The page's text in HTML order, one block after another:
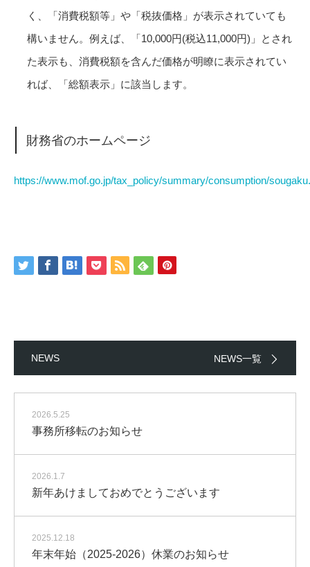
く、「消費税額等」や「税抜価格」が表示されていても
構いません。例えば、「10,000円(税込11,000円)」とされ
た表示も、消費税額を含んだ価格が明瞭に表示されてい
れば、「総額表示」に該当します。
財務省のホームページ
https://www.mof.go.jp/tax_policy/summary/consumption/
NEWS NEWS一覧
2026.5.25
事務所移転のお知らせ
2026.1.7
新年あけましておめでとうございます
2025.12.18
年末年始（2025-2026）休業のお知らせ